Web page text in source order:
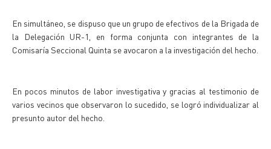
En simultáneo, se dispuso que un grupo de efectivos de la Brigada de
la Delegación UR-1, en forma conjunta con integrantes de la
Comisaría Seccional Quinta se avocaron a la investigación del hecho.
En pocos minutos de labor investigativa y gracias al testimonio de
varios vecinos que observaron lo sucedido, se logró individualizar al
presunto autor del hecho.